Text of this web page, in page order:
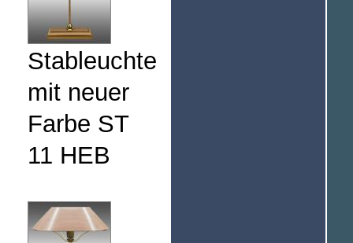
Stableuchte
mit neuer
Farbe ST
11 HEB